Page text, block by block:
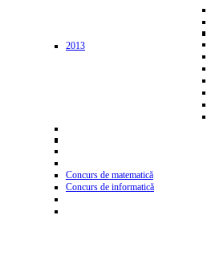
2013
Concurs de matematică
Concurs de informatică